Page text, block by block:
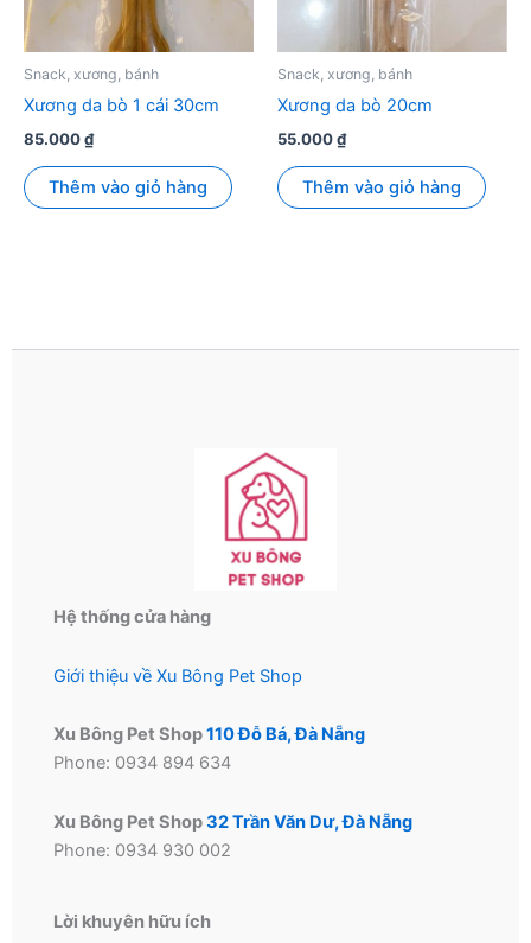
Snack, xương, bánh
Xương da bò 1 cái 30cm
85.000₫
Thêm vào giỏ hàng
Snack, xương, bánh
Xương da bò 20cm
55.000₫
Thêm vào giỏ hàng
Hệ thống cửa hàng
Giới thiệu về Xu Bông Pet Shop
Xu Bông Pet Shop110 Đỗ Bá, Đà Nẵng
Phone: 0934 894 634
Xu Bông Pet Shop32 Trần Văn Dư, Đà Nẵng
Phone: 0934 930 002
Lời khuyên hữu ích